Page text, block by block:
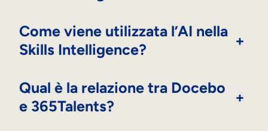
Come viene utilizzata l’AI nella
Skills Intelligence?
+
Qual è la relazione tra Docebo
e 365Talents?
+